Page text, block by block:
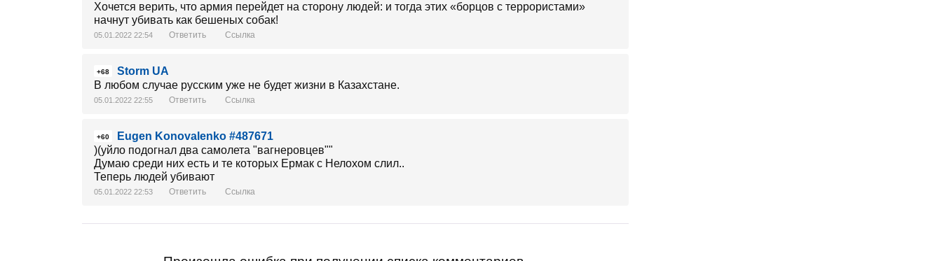
Хочется верить, что армия перейдет на сторону людей: и тогда этих «борцов с террористами»
начнут убивать как бешеных собак!
05.01.2022 22:54 Ответить Ссылка
+68
Storm UA
В любом случае русским уже не будет жизни в Казахстане.
05.01.2022 22:55 Ответить Ссылка
+60
Eugen Konovalenko #487671
)(уйло подогнал два самолета "вагнеровцев""
Думаю среди них есть и те которых Ермак с Нелохом слил..
Теперь людей убивают
05.01.2022 22:53 Ответить Ссылка